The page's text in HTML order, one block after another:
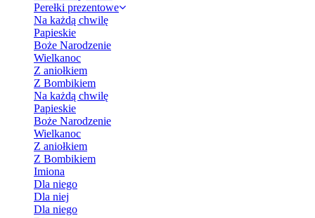
Perełki prezentowe
Na każdą chwilę
Papieskie
Boże Narodzenie
Wielkanoc
Z aniołkiem
Z Bombikiem
Na każdą chwilę
Papieskie
Boże Narodzenie
Wielkanoc
Z aniołkiem
Z Bombikiem
Imiona
Dla niego
Dla niej
Dla niego